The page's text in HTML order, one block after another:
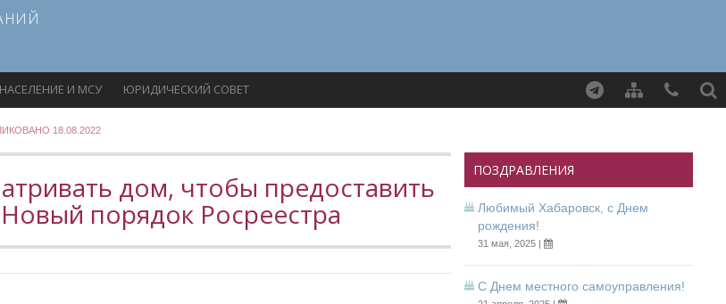
НАСЕЛЕНИЕ И МСУ ЮРИДИЧЕСКИЙ СОВЕТ
18.08.2022
дом, чтобы предоставить
порядок Росреестра
ПОЗДРАВЛЕНИЯ
Любимый Хабаровск, с Днем
рождения!
31 мая, 2025 |
С Днем местного самоуправления!